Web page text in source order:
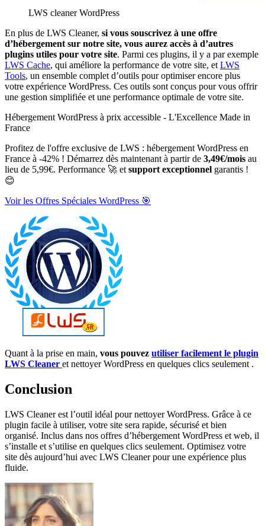
LWS cleaner WordPress
En plus de LWS Cleaner, si vous souscrivez à une offre
d’hébergement sur notre site, vous aurez accès à d’autres
plugins utiles pour votre site. Parmi ces plugins, il y a par exemple
LWS Cache, qui améliore la performance de votre site, et LWS
Tools, un ensemble complet d’outils pour optimiser encore plus
votre expérience WordPress. Ces outils sont conçus pour vous offrir
une gestion simplifiée et une performance optimale de votre site.
Hébergement WordPress à prix accessible - L'Excellence Made in
France
Profitez de l'offre exclusive de LWS : hébergement WordPress en
France à -42% ! Démarrez dès maintenant à partir de 3,49€/mois au
lieu de 5,99€. Performance 🚀 et support exceptionnel garantis !
😊
Voir les Offres Spéciales WordPress 🎯
Quant à la prise en main, vous pouvez utiliser facilement le plugin
LWS Cleaner et nettoyer WordPress en quelques clics seulement .
Conclusion
LWS Cleaner est l’outil idéal pour nettoyer WordPress. Grâce à ce
plugin facile à utiliser, votre site sera rapide, sécurisé et bien
organisé. Inclus dans nos offres d’hébergement WordPress et web, il
s’installe et s’utilise en quelques clics seulement. Optimisez votre
site dès aujourd’hui avec LWS Cleaner pour une expérience plus
fluide.